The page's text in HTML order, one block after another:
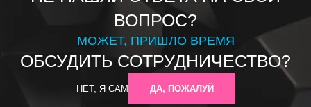
ВОПРОС?
МОЖЕТ, ПРИШЛО ВРЕМЯ
ОБСУДИТЬ СОТРУДНИЧЕСТВО?
НЕТ, Я САМ ДА, ПОЖАЛУЙ